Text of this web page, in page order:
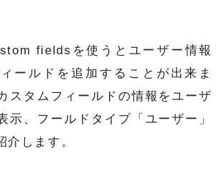
fieldsを使うとユーザー情報
ールドを追加することが出来ま
スタムフィールドの情報をユーザ
示、フールドタイプ「ユーザー」
介します。